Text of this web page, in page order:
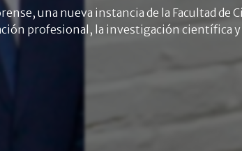
una nueva instancia de la Facultad de
profesional, la investigación científica y